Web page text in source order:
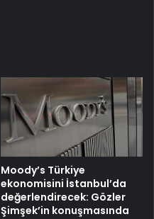
Moody’s Türkiye
ekonomisini İstanbul’da
değerlendirecek: Gözler
Şimşek’in konuşmasında